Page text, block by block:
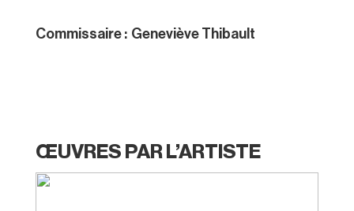
Commissaire : Geneviève Thibault
ŒUVRES PAR L’ARTISTE